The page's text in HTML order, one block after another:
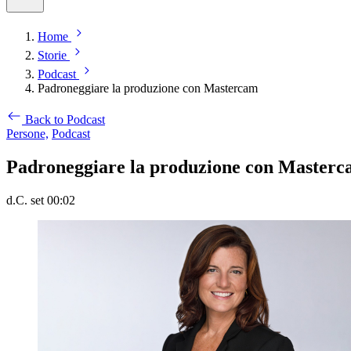
Home
Storie
Podcast
Padroneggiare la produzione con Mastercam
Back to Podcast
Persone, Podcast
Padroneggiare la produzione con
d.C. set 00:02